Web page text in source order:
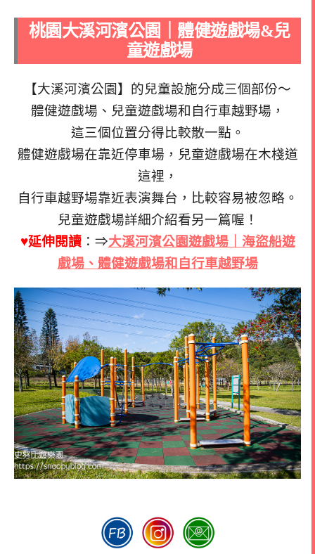
桃園大溪河濱公園｜體健遊戲場&兒
童遊戲場
【大溪河濱公園】的兒童設施分成三個部份～
體健遊戲場、兒童遊戲場和自行車越野場，
這三個位置分得比較散一點。
體健遊戲場在靠近停車場，兒童遊戲場在木棧道
這裡，
自行車越野場靠近表演舞台，比較容易被忽略。
兒童遊戲場詳細介紹看另一篇喔！
♥延伸閱讀：⇒大溪河濱公園遊戲場｜海盜船遊
戲場、體健遊戲場和自行車越野場